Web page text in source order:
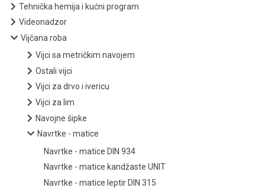
Vijčana roba
Vijci sa metričkim navojem
Ostali vijci
Vijci za drvo i ivericu
Navojne šipke
Navrtke - matice
Tehnička hemija i kućni program
Videonadzor
Vijčana roba
Vijci sa metričkim navojem
Ostali vijci
Vijci za drvo i ivericu
Vijci za lim
Navojne šipke
Navrtke - matice
Navrtke - matice DIN 934
Navrtke - matice kandžaste UNIT
Navrtke - matice leptir DIN 315